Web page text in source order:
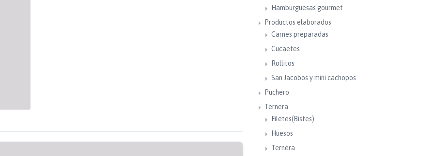
Hamburguesas gourmet
Productos elaborados
Carnes preparadas
Cucaetes
Rollitos
San Jacobos y mini cachopos
Puchero
Ternera
Filetes(Bistes)
Huesos
Ternera